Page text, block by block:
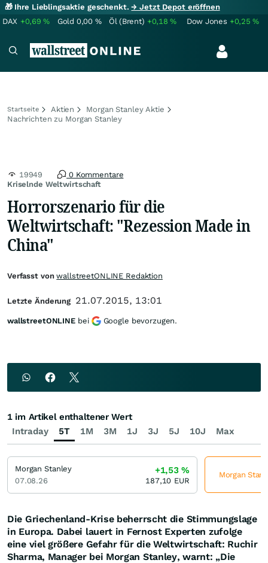
🎁 Ihre Lieblingsaktie geschenkt.→ Jetzt Depot eröffnen
DAX +0,69% Gold 0,00 % Öl (Brent) +0,18% Dow Jones +0,25%
Startseite Aktien
Morgan Stanley Aktie
Nachrichten zu Morgan Stanley
Kriselnde Weltwirtschaft
19949 0 Kommentare
Horrorszenario für die
Weltwirtschaft: "Rezession Made in
China"
Die Griechenland-Krise beherrscht die Stimmungslage
in Europa. Dabei lauert in Fernost Experten zufolge
eine viel größere Gefahr für die Weltwirtschaft: Ruchir
Sharma, Manager bei Morgan Stanley, warnt: „Die
Verfasst vonwallstreetONLINE Redaktion
Letzte Änderung 21.07.2015, 13:01
wallstreetONLINE bei Google bevorzugen.
Intraday 5T 1M 3M 1J 3J 5J 10J Max
1 im Artikel enthaltener Wert
Morgan Stanley
07.08.26
+1,53%
187,10 EUR
Morgan